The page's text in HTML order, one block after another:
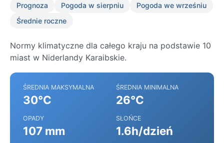
Prognoza Pogoda w sierpniu
Pogoda we wrześniu
Średnie roczne
Normy klimatyczne dla całego kraju na podstawie 10
miast w Niderlandy Karaibskie.
ŚREDNIA MAKSYMALNA
30°C
ŚREDNIA MINIMALNA
26°C
OPADY
107 mm
SŁOŃCE
1.6h/dzień